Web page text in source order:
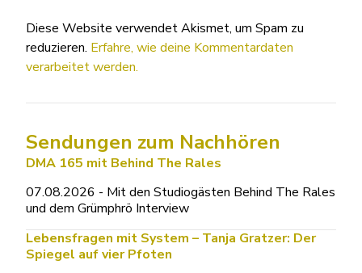
Diese Website verwendet Akismet, um Spam zu
reduzieren. Erfahre, wie deine Kommentardaten
verarbeitet werden.
Sendungen zum Nachhören
DMA 165 mit Behind The Rales
07.08.2026 - Mit den Studiogästen Behind The Rales
und dem Grümphrö Interview
Lebensfragen mit System – Tanja Gratzer: Der
Spiegel auf vier Pfoten